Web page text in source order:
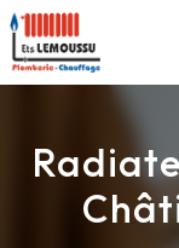
Panneau de gestion